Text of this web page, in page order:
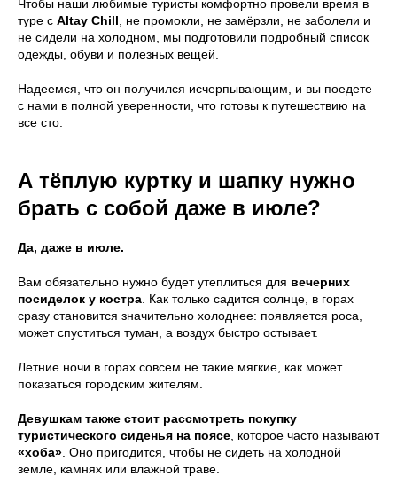
Чтобы наши любимые туристы комфортно провели время в
туре с Altay Chill , не промокли, не замёрзли, не заболели и
не сидели на холодном, мы подготовили подробный список
одежды, обуви и полезных вещей.
Надеемся, что он получился исчерпывающим, и вы поедете
с нами в полной уверенности, что готовы к путешествию на
все сто.
А тёплую куртку и шапку нужно
брать с собой даже в июле?
Да, даже в июле.
Вам обязательно нужно будет утеплиться для вечерних
посиделок у костра . Как только садится солнце, в горах
сразу становится значительно холоднее: появляется роса,
может спуститься туман, а воздух быстро остывает.
Летние ночи в горах совсем не такие мягкие, как может
показаться городским жителям.
Девушкам также стоит рассмотреть покупку
туристического сиденья на поясе , которое часто называют
«хоба» . Оно пригодится, чтобы не сидеть на холодной
земле, камнях или влажной траве.